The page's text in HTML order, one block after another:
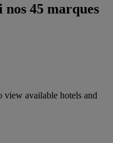
45 marques
view available hotels and